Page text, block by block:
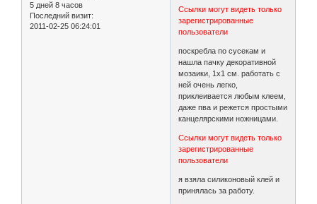
5 дней 8 часов
Последний визит:
2011-02-25 06:24:01
Ссылки могут видеть только
зарегистрированные
пользователи
поскребла по сусекам и
нашла пачку декоративной
мозаики, 1x1 см. работать с
ней очень легко,
приклеивается любым клеем,
даже пва и режется простыми
канцелярскими ножницами.
Ссылки могут видеть только
зарегистрированные
пользователи
я взяла силиконовый клей и
принялась за работу.